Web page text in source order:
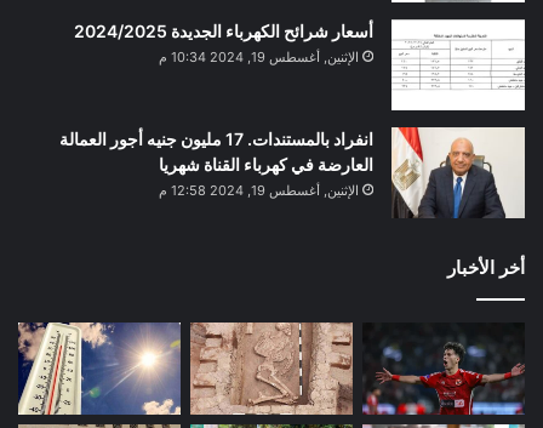
أسعار شرائح الكهرباء الجديدة 2024/2025
الإثنين, أغسطس 19, 2024 10:34 م
انفراد بالمستندات. 17 مليون جنيه أجور العمالة
العارضة في كهرباء القناة شهريا
الإثنين, أغسطس 19, 2024 12:58 م
أخر الأخبار